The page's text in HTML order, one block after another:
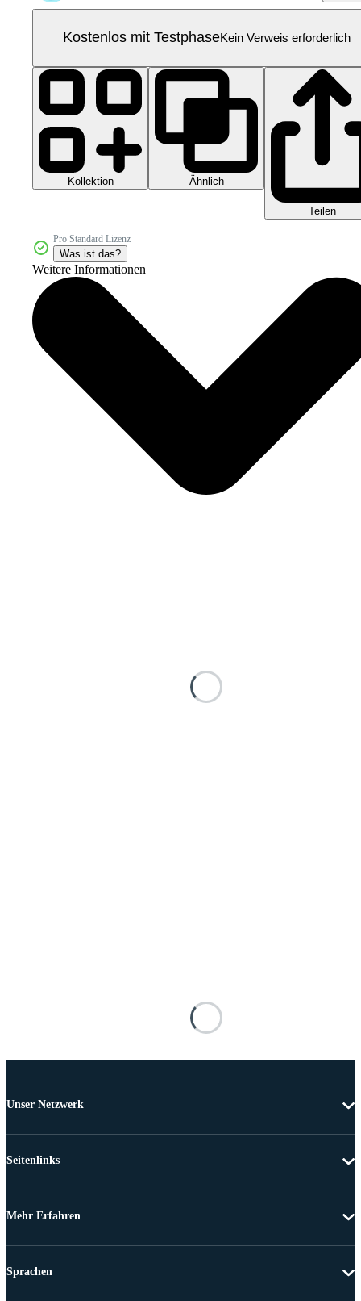
Kostenlos mit TestphaseKein Verweis erforderlich
Kollektion Ähnlich
Teilen
Pro Standard Lizenz
Was ist das?
Weitere Informationen
Unser Netzwerk
Seitenlinks
Mehr Erfahren
Sprachen